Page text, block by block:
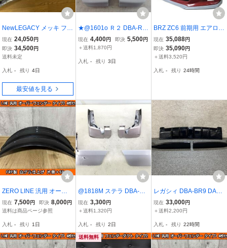
NewLEGACY メッキ フロ
ントリップスポイラー
メッキ 93.10〜 PLS-F0
001
現在 24,050円
即決 34,500円
送料未定
入札 - 残り 4日
最安値を見る
★@1601o Ｒ２ DBA-RC
1 マッドガード 1台分 純
正OP T3
現在 4,400円 即決 5,500円
＋送料1,870円
入札 - 残り 3日
BRZ ZC6 前期用 エアロ
フロント スポイラー サイ
ド ステップ リアマッドガ
ード FRP製 簡単取り付け
現在 35,088円
即決 35,090円
＋送料3,520円
入札 - 残り 24時間
ZERO LINE 汎用 オーバ
ーフェンダー タイプ2 4枚
50mm BD2 BD3 BD4 BD
BL9 BLE BM9 BMG BMM
BN9 レガシィ B4
現在 7,500円 即決 8,000円
送料は商品ページ参照
入札 - 残り 1日
@1818M ステラ DBA-RN
1 マッドガード 1台分 T3
現在 3,300円
＋送料1,320円
入札 - 残り 2日
レガシィ DBA-BR9 DAM
D リア アンダースポイラ
ー/フィニッシャー セット
ー/エアロ
現在 33,000円
＋送料2,200円
入札 - 残り 22時間
送料無料